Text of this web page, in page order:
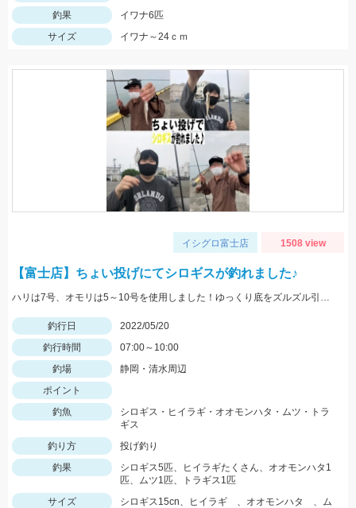
釣果
イワナ6匹
サイズ
イワナ～24ｃｍ
イシグロ富士店 1508 view
【富士店】ちょい投げにてシロギスが釣れました♪
ハリは7号、オモリは5～10号を使用しました！ゆっくり底をズルズル引くとアタリが多かったですよ！
釣行日
2022/05/20
釣行時間
07:00～10:00
釣場
静岡・清水周辺
ポイント
釣魚
シロギス・ヒイラギ・オオモンハタ・ムツ・トラ
ギス
釣り方
投げ釣り
釣果
シロギス5匹、ヒイラギたくさん、オオモンハタ1
匹、ムツ1匹、トラギス1匹
サイズ
シロギス15cn、ヒイラギ 、オオモンハタ 、ム